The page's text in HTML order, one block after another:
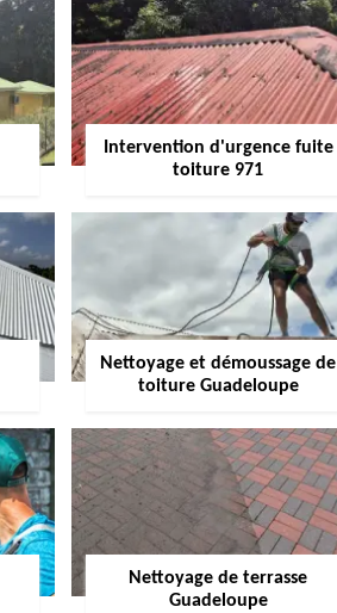
Intervention d'urgence fuite
toiture 971
Nettoyage et démoussage de
toiture Guadeloupe
Nettoyage de terrasse
Guadeloupe